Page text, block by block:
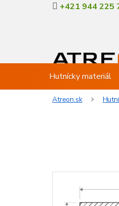
+421 944 225
Hutnícky materiál
Atreon.sk